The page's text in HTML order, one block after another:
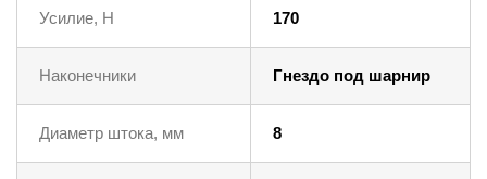
Усилие, Н 170
Наконечники Гнездо под шарнир
Диаметр штока, мм 8